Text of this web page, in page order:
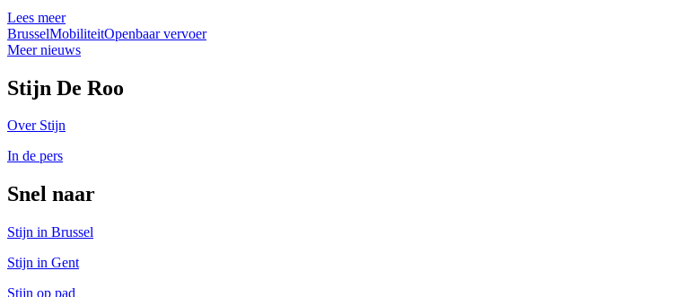
Lees meer
BrusselMobiliteitOpenbaar vervoer
Meer nieuws
Stijn De Roo
Over Stijn
In de pers
Snel naar
Stijn in Brussel
Stijn in Gent
Stijn op pad